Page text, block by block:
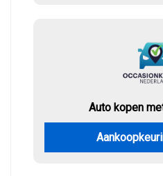
Auto kopen